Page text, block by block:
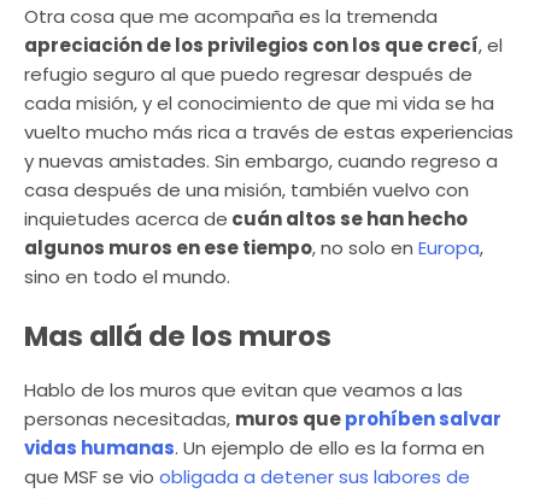
Otra cosa que me acompaña es la tremenda
apreciación de los privilegios con los que crecí, el
refugio seguro al que puedo regresar después de
cada misión, y el conocimiento de que mi vida se ha
vuelto mucho más rica a través de estas experiencias
y nuevas amistades. Sin embargo, cuando regreso a
casa después de una misión, también vuelvo con
inquietudes acerca de cuán altos se han hecho
algunos muros en ese tiempo, no solo en Europa,
sino en todo el mundo.
Mas allá de los muros
Hablo de los muros que evitan que veamos a las
personas necesitadas, muros queprohíben salvar
vidas humanas. Un ejemplo de ello es la forma en
que MSF se vio obligada a detener sus labores de